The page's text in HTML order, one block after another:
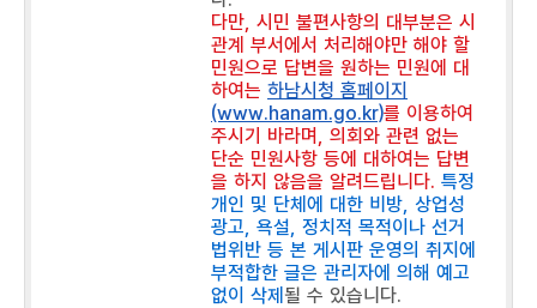
다만, 시민 불편사항의 대부분은 시
관계 부서에서 처리해야만 해야 할
민원으로 답변을 원하는 민원에 대
하여는 하남시청 홈페이지
(www.hanam.go.kr)를 이용하여
주시기 바라며, 의회와 관련 없는
단순 민원사항 등에 대하여는 답변
을 하지 않음을 알려드립니다. 특정
개인 및 단체에 대한 비방, 상업성
광고, 욕설, 정치적 목적이나 선거
법위반 등 본 게시판 운영의 취지에
부적합한 글은 관리자에 의해 예고
없이 삭제 될 수 있습니다.